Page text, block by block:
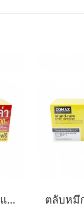
ตลับหมึกเลเซอร์ HP และ Canon รุ่น CF279A JUMBO